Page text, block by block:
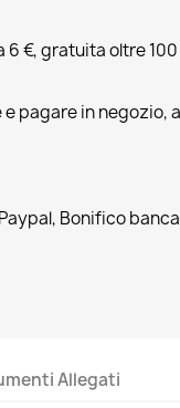
6 €, gratuita oltre
pagare in negozio,
Bonifico
Allegati